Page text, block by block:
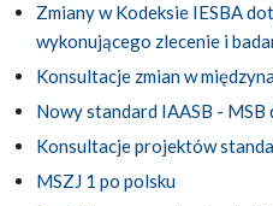
Zmiany w Kodeksie IESBA
wykonującego zlecenie i
Konsultacje zmian w
Nowy standard IAASB - MSB
Konsultacje projektów
MSZJ 1 po polsku